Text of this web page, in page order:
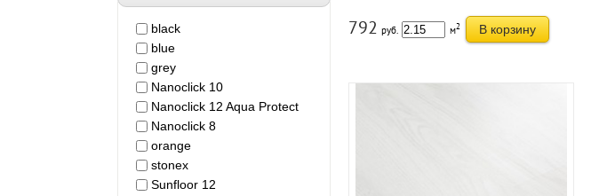
black
blue
grey
Nanoclick 10
Nanoclick 12 Aqua Protect
Nanoclick 8
orange
stonex
Sunfloor 12
792 руб. м2 В корзину